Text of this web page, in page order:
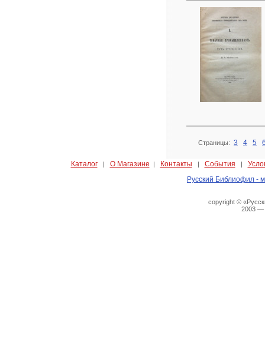
Страницы: 3 4 5
Каталог| О Магазине | Контакты | События |
Русский Библиофил -
copyright ©
2003 —